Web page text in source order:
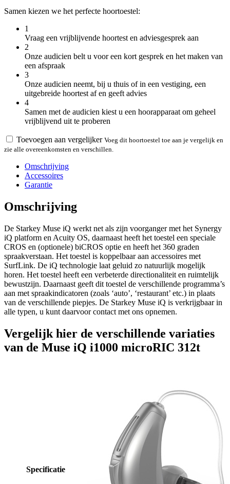
Samen kiezen we het perfecte hoortoestel:
1
Vraag een vrijblijvende hoortest en adviesgesprek aan
2
Onze audicien belt u voor een kort gesprek en het maken van
een afspraak
3
Onze audicien neemt, bij u thuis of in een vestiging, een
uitgebreide hoortest af en geeft advies
4
Samen met de audicien kiest u een hoorapparaat om geheel
vrijblijvend uit te proberen
Toevoegen aan vergelijker Voeg dit hoortoestel toe aan je vergelijk en
zie alle overeenkomsten en verschillen.
Omschrijving
Accessoires
Garantie
Omschrijving
De Starkey Muse iQ werkt net als zijn voorganger met het Synergy
iQ platform en Acuity OS, daarnaast heeft het toestel een speciale
CROS en (optionele) biCROS optie en heeft het 360 graden
spraakverstaan. Het toestel is koppelbaar aan accessoires met
SurfLink. De iQ technologie laat geluid zo natuurlijk mogelijk
horen. Het toestel heeft een verbeterde directionaliteit en ruimtelijk
bewustzijn. Daarnaast geeft dit toestel de verschillende programma’s
aan met spraakindicatoren (zoals ‘auto’, ‘restaurant’ etc.) in plaats
van de verschillende piepjes. De Starkey Muse iQ is verkrijgbaar in
alle typen, u kunt daarvoor contact met ons opnemen.
Vergelijk hier de verschillende variaties
van de Muse iQ i1000 microRIC 312t
Specificatie